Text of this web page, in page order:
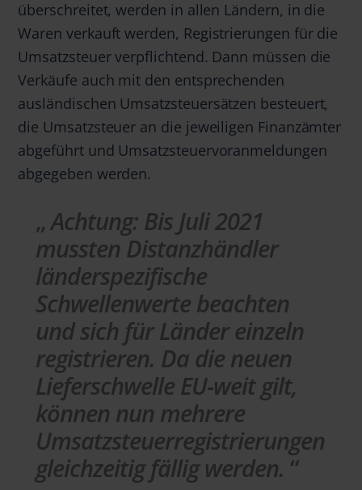
überschreitet, werden in allen Ländern, in die
Waren verkauft werden, Registrierungen für die
Umsatzsteuer verpflichtend. Dann müssen die
Verkäufe auch mit den entsprechenden
ausländischen Umsatzsteuersätzen besteuert,
die Umsatzsteuer an die jeweiligen Finanzämter
abgeführt und Umsatzsteuervoranmeldungen
abgegeben werden.
Achtung: Bis Juli 2021
mussten Distanzhändler
länderspezifische
Schwellenwerte beachten
und sich für Länder einzeln
registrieren. Da die neuen
Lieferschwelle EU-weit gilt,
können nun mehrere
Umsatzsteuerregistrierungen
gleichzeitig fällig werden.